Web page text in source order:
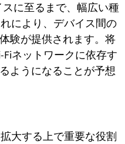
に至るまで、幅広い種
により、デバイス間の
験が提供されます。将
ネットワークに依存す
ようになることが予想
大する上で重要な役割